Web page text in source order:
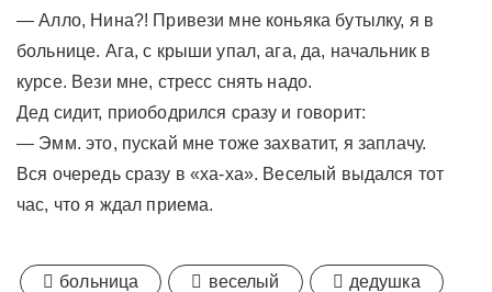
— Алло, Нина?! Привези мне коньяка бутылку, я в
больнице. Ага, с крыши упал, ага, да, начальник в
курсе. Вези мне, стресс снять надо.
Дед сидит, приободрился сразу и говорит:
— Эмм. это, пускай мне тоже захватит, я заплачу.
Вся очередь сразу в «ха-ха». Веселый выдался тот
час, что я ждал приема.
больница веселый дедушка